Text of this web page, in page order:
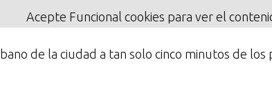
Acepte Funcional cookies para ver el
de la ciudad a tan solo cinco minutos de